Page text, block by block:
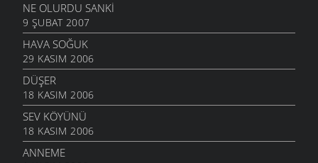
NE OLURDU SANKI
9 ŞUBAT 2007
HAVA SOĞUK
29 KASIM 2006
DÜŞER
18 KASIM 2006
SEV KÖYÜNÜ
18 KASIM 2006
ANNEME